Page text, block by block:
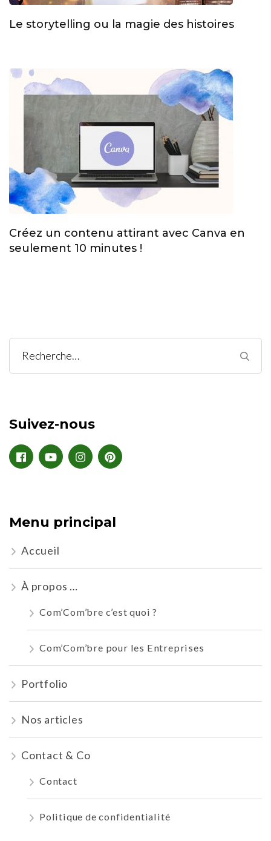
Le storytelling ou la magie des histoires
Créez un contenu attirant avec Canva en
seulement 10 minutes !
Suivez-nous
Menu principal
Accueil
À propos …
Com’Com’bre c’est quoi ?
Com’Com’bre pour les Entreprises
Portfolio
Nos articles
Contact & Co
Contact
Politique de confidentialité